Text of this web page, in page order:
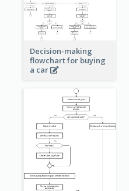
Decision-making
flowchart for buying
a car